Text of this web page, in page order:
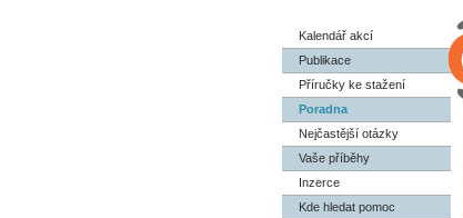
Kalendář akcí
Publikace
Příručky ke stažení
Poradna
Nejčastější otázky
Vaše příběhy
Inzerce
Kde hledat pomoc